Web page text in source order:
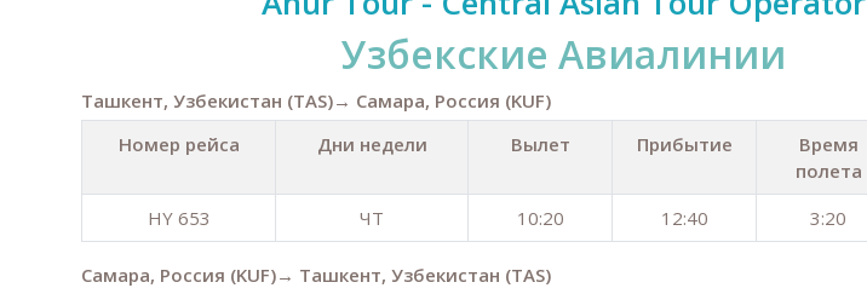
Узбекские Aвиалинии
Ташкент, Узбекистан (TAS)→ Самара, Россия (KUF)
Номер рейса
Дни недели Вылет Прибытие
Время
полета
HY 653 ЧТ 10:20 12:40 3:20
Самара, Россия (KUF)→ Ташкент, Узбекистан (TAS)